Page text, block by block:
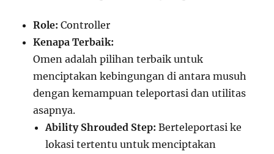
Role: Controller
Kenapa Terbaik:
Omen adalah pilihan terbaik untuk
menciptakan kebingungan di antara musuh
dengan kemampuan teleportasi dan utilitas
asapnya.
Ability Shrouded Step: Berteleportasi ke
lokasi tertentu untuk menciptakan